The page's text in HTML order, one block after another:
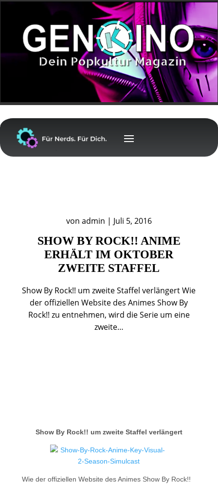
von admin | Juli 5, 2016
SHOW BY ROCK!! ANIME
ERHÄLT IM OKTOBER
ZWEITE STAFFEL
Show By Rock!! um zweite Staffel verlängert Wie
der offiziellen Website des Animes Show By
Rock!! zu entnehmen, wird die Serie um eine
zweite…
Show By Rock!! um zweite Staffel verlängert
Wie der offiziellen Website des Animes Show By Rock!!